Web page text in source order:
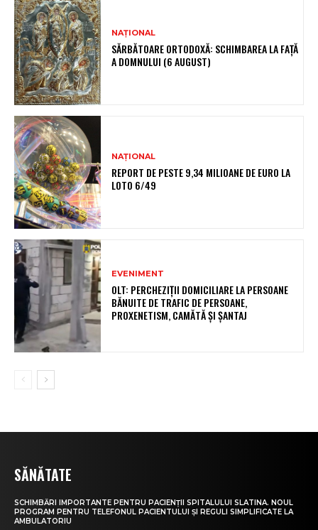
NAȚIONAL
SĂRBĂTOARE ORTODOXĂ: SCHIMBAREA LA FAȚĂ
A DOMNULUI (6 AUGUST)
NAȚIONAL
REPORT DE PESTE 9,34 MILIOANE DE EURO LA
LOTO 6/49
EVENIMENT
OLT: PERCHEZIŢII DOMICILIARE LA PERSOANE
BĂNUITE DE TRAFIC DE PERSOANE,
PROXENETISM, CAMĂTĂ ŞI ŞANTAJ
SĂNĂTATE
SCHIMBĂRI IMPORTANTE PENTRU PACIENȚII SPITALULUI SLATINA. NOUL
PROGRAM PENTRU TELEFONUL PACIENTULUI ȘI REGULI SIMPLIFICATE LA
AMBULATORIU